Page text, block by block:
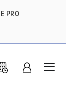
PRO